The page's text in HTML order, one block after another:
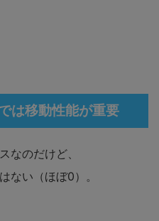
は移動性能が重要
なのだけど、
ない（ほぼ0）。